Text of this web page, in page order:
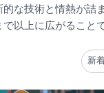
な技術と情熱が詰
以上に広がること
新